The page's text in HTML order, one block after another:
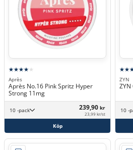
Après
Après No.16 Pink Spritz Hyper
Strong 11mg
10 -pack 239,90 kr
23,99 kr/st
Köp
ZYN
10